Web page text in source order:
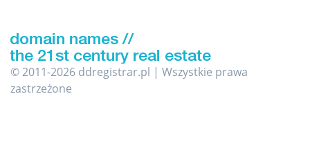
© 2011-2026 ddregistrar.pl | Wszystkie prawa
zastrzeżone